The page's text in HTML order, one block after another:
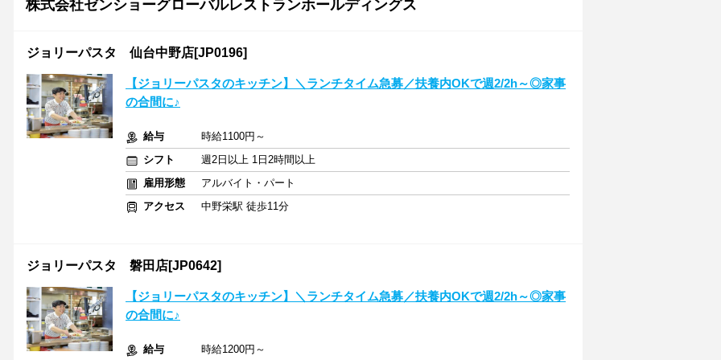
株式会社ゼンショーグローバルレストランホールディングス
ジョリーパスタ 仙台中野店[JP0196]
【ジョリーパスタのキッチン】＼ランチタイム急募／扶養内OKで週2/2h～◎家事
の合間に♪
給与
時給1100円～
シフト
週2日以上 1日2時間以上
雇用形態
アルバイト・パート
アクセス
中野栄駅 徒歩11分
ジョリーパスタ 磐田店[JP0642]
【ジョリーパスタのキッチン】＼ランチタイム急募／扶養内OKで週2/2h～◎家事
の合間に♪
給与 時給1200円～